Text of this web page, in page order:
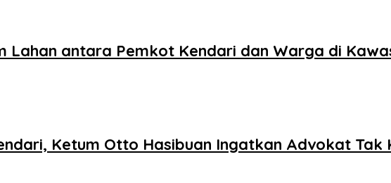
Lahan antara Pemkot Kendari dan Warga di
Ketum Otto Hasibuan Ingatkan Advokat Tak